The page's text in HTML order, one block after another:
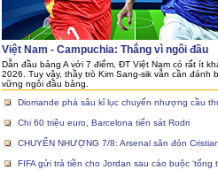
Việt Nam - Campuchia: Thắng vì ngôi đầu
Dẫn đầu bảng A với 7 điểm, ĐT Việt Nam có rất ít
2026. Tuy vậy, thầy trò Kim Sang-sik vẫn cần
vững ngôi đầu bảng.
Diomande phá sâu kỉ lục chuyển nhượng cầu
Chi 60 triệu euro, Barcelona tiến sát Rodri
CHUYỂN NHƯỢNG 7/8: Arsenal săn đón
FIFA gửi trả tiền cho Jordan sau cáo buộc ‘tống